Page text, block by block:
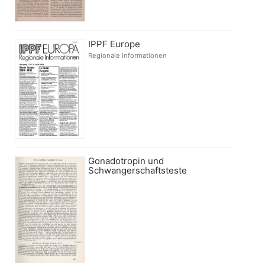
IPPF Europe
Regionale Informationen
Gonadotropin und
Schwangerschaftsteste